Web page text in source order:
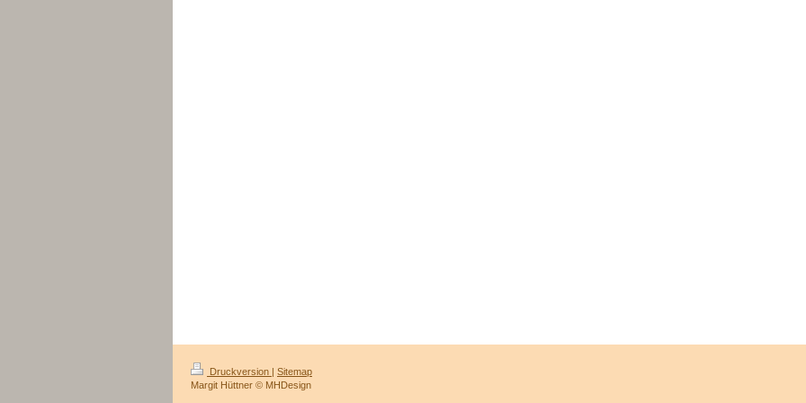
Druckversion | Sitemap
Margit Hüttner © MHDesign